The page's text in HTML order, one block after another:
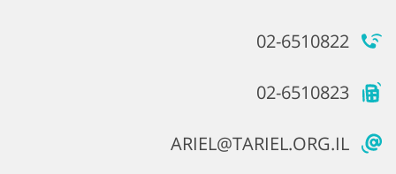
02-6510822
02-6510823
ARIEL@TARIEL.ORG.IL